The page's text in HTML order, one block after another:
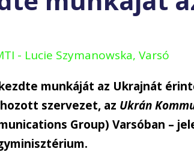
- Lucie Szymanowska, Varsó
munkáját az Ukrajnát
szervezet, az Ukrán
Group) Varsóban –